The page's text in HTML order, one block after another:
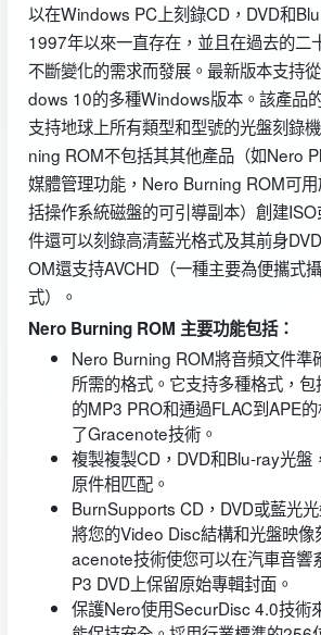
以在Windows PC上刻錄CD，DVD和
1997年以來一直存在，並且在過去的二
不斷變化的需求而發展。最新版本支持
dows 10的多種Windows版本。該產品
支持地球上所有類型和型號的光盤刻錄
ning ROM不包括其其他產品（如Nero
媒體管理功能，Nero Burning ROM可
括操作系統磁盤的可引導副本）創建
件還可以刻錄高清藍光格式及其前身
OM還支持AVCHD（一種主要為便攜式
式）。
Nero Burning ROM 主要功能包括：
Nero Burning ROM將音頻文件準
所需的格式。它支持多種格式，
的MP3 PRO和通過FLAC到APE
了Gracenote技術。
複製複製CD，DVD和Blu-ray光盤
原件相匹配。
BurnSupports CD，DVD或藍光
將您的Video Disc結構和光盤映像
acenote技術使您可以在汽車音響
P3 DVD上保留原始專輯封面。
保護Nero使用SecurDisc 4.0技術